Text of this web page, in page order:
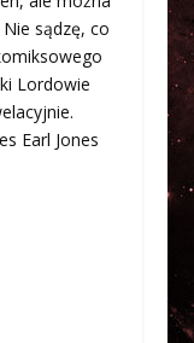
sądzę, co
Lordowie
Earl Jones